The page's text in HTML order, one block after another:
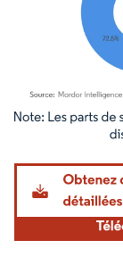
Image © Mordor